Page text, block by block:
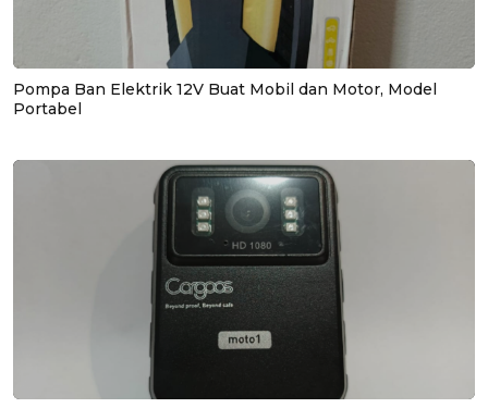
Pompa Ban Elektrik 12V Buat Mobil dan Motor, Model
Portabel